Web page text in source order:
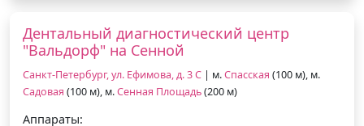
Дентальный диагностический центр
"Вальдорф" на Сенной
Санкт-Петербург, ул. Ефимова, д. 3 С | м.Спасская (100 м), м.
Садовая (100 м), м.Сенная Площадь(200 м)
Аппараты: